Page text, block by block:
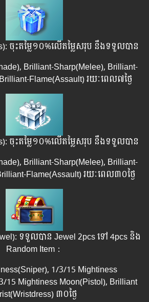
ចុះតម្លៃ១០%លើតម្លៃសរុប នឹងទទួលបាន
Brilliant-Sharp(Melee), Brilliant-
Flame(Assault)​ រយៈពេល​​៧ថ្ងៃ
ចុះតម្លៃ១០%លើតម្លៃសរុប នឹងទទួលបាន
Brilliant-Sharp(Melee), Brilliant-
Flame(Assault)​ រយៈពេល​​៣០ថ្ងៃ
ទទួលបាន Jewel 2pcs ទៅ 4pcs និង
Random Item：
1/3/15 Mightiness
15 Mightiness Moon(Pistol), Brilliant
៣០ថ្ងៃ